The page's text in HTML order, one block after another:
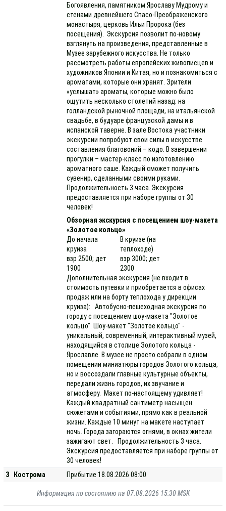
Богоявления, памятником Ярославу Мудрому и
стенами древнейшего Спасо-Преображенского
монастыря, церковь Ильи Пророка (без
посещения). Экскурсия позволит по-новому
взглянуть на произведения, представленные в
Музее зарубежного искусства. Не только
рассмотреть работы европейских живописцев и
художников Японии и Китая, но и познакомиться с
ароматами, которые они хранят. Зрители
«услышат» ароматы, которые можно было
ощутить несколько столетий назад: на
голландской рыночной площади, на итальянской
свадьбе, в будуаре французской дамы и в
испанской таверне. В зале Востока участники
экскурсии попробуют свои силы в искусстве
составления благовоний – кодо. В завершении
прогулки – мастер-класс по изготовлению
ароматного саше. Каждый сможет получить
сувенир, сделанными своими руками.
Продолжительность 3 часа. Экскурсия
предоставляется при наборе группы от 30
человек!
Обзорная экскурсия с посещением шоу-макета
«Золотое кольцо»
До начала
круиза
взр 2500; дет
1900
В круизе (на
теплоходе)
взр 3000; дет
2300
Дополнительная экскурсия (не входит в
стоимость путевки и приобретается в офисах
продаж или на борту теплохода у дирекции
круиза): Автобусно-пешеходная экскурсия по
городу с посещением шоу-макета "Золотое
кольцо". Шоу-макет "Золотое кольцо" -
уникальный, современный, интерактивный музей,
находящийся в столице Золотого кольца -
Ярославле. В музее не просто собрали в одном
помещении миниатюры городов Золотого кольца,
но и воссоздали главные культурные объекты,
передали жизнь городов, их звучание и
атмосферу. Макет по-настоящему удивляет!
Каждый квадратный сантиметр насыщен
сюжетами и событиями, прямо как в реальной
жизни. Каждые 10 минут на макете наступает
ночь. Города загораются огнями, в окнах жители
зажигают свет. Продолжительность 3 часа.
Экскурсия предоставляется при наборе группы от
30 человек!
3
Кострома Прибытие 18.08.2026 08:00
Информация по состоянию на 07.08.2026 15:30 MSK